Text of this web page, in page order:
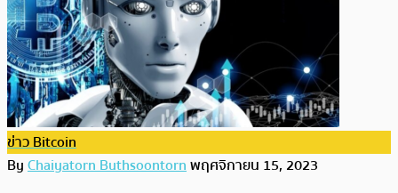
ข่าว Bitcoin
ByChaiyatorn Buthsoontornพฤศจิกายน 15, 2023